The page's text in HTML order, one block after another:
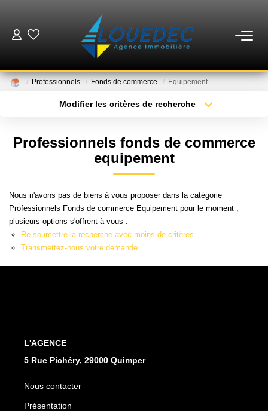
GESTION
MISE EN VENTE
NOTRE AGENCE
Qui Sommes Nous
Professionnels Fonds de commerce Equipement
Modifier les critères de recherche
Type de bien
Surface min
Créer une alerte
Professionnels fonds de commerce
equipement
Nous n'avons pas de biens à vous proposer dans la catégorie
Professionnels Fonds de commerce Equipement pour le moment ,
plusieurs options s'offrent à vous :
Re-soumettre la recherche avec moins de critères.
Transmettez-nous votre demande
L'AGENCE
5 Rue Pichéry, 29000 Quimper
Nous contacter
Présentation